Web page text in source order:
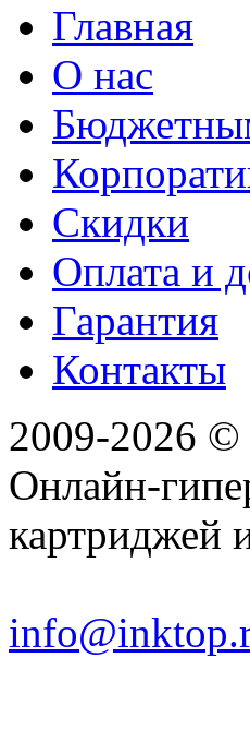
Главная
О нас
Скидки
Оплата и
Гарантия
Контакты
2009-2026
Онлайн-
картриджей